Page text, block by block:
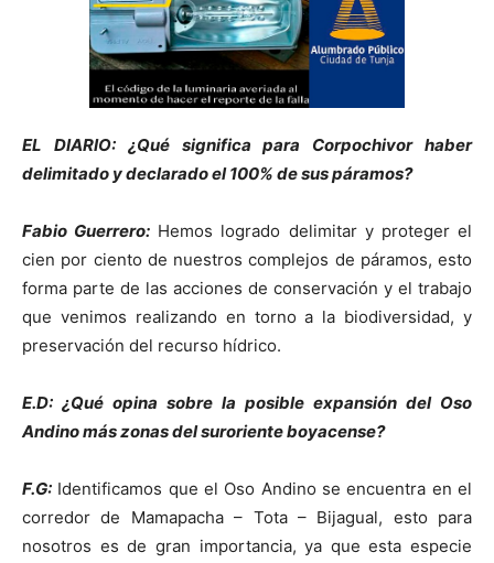
EL DIARIO: ¿Qué significa para Corpochivor haber
delimitado y declarado el 100% de sus páramos?
Fabio Guerrero: Hemos logrado delimitar y proteger el
cien por ciento de nuestros complejos de páramos, esto
forma parte de las acciones de conservación y el trabajo
que venimos realizando en torno a la biodiversidad, y
preservación del recurso hídrico.
E.D: ¿Qué opina sobre la posible expansión del Oso
Andino más zonas del suroriente boyacense?
F.G: Identificamos que el Oso Andino se encuentra en el
corredor de Mamapacha – Tota – Bijagual, esto para
nosotros es de gran importancia, ya que esta especie